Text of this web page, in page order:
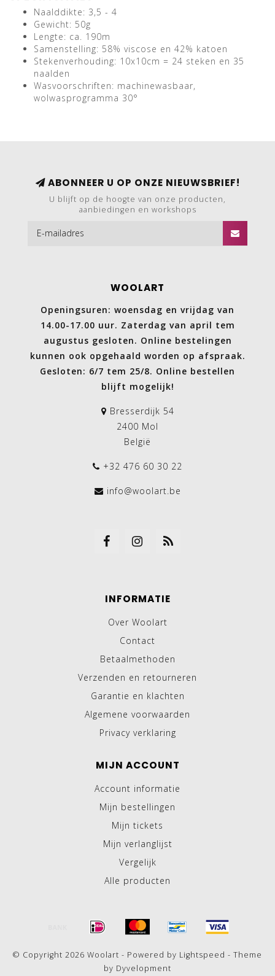
Naalddikte: 3,5 - 4
Gewicht: 50g
Lengte: ca. 190m
Samenstelling: 58% viscose en 42% katoen
Stekenverhouding: 10x10cm = 24 steken en 35
naalden
Wasvoorschriften: machinewasbaar,
wolwasprogramma 30°
ABONNEER U OP ONZE NIEUWSBRIEF!
U blijft op de hoogte van onze producten,
aanbiedingen en workshops
WOOLART
Openingsuren: woensdag en vrijdag van
14.00-17.00 uur. Zaterdag van april tem
augustus gesloten. Online bestelingen
kunnen ook opgehaald worden op afspraak.
Gesloten: 6/7 tem 25/8. Online bestellen
blijft mogelijk!
Bresserdijk 54
2400 Mol
België
+32 476 60 30 22
info@woolart.be
INFORMATIE
Over Woolart
Contact
Betaalmethoden
Verzenden en retourneren
Garantie en klachten
Algemene voorwaarden
Privacy verklaring
MIJN ACCOUNT
Account informatie
Mijn bestellingen
Mijn tickets
Mijn verlanglijst
Vergelijk
Alle producten
© Copyright 2026 Woolart - Powered by Lightspeed - Theme
by Dyvelopment